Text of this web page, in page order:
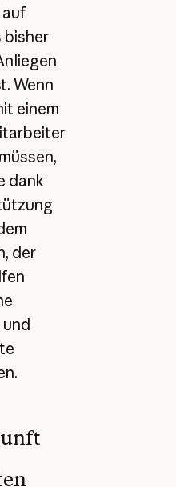
bisher
Wenn
einem
dank
der